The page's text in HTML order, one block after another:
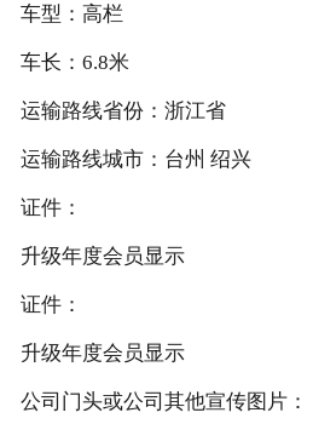
车型：高栏
车长：6.8米
运输路线省份：浙江省
运输路线城市：台州 绍兴
证件：
升级年度会员显示
证件：
升级年度会员显示
公司门头或公司其他宣传图片：